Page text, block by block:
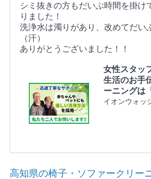
シミ抜きの方もだいぶ時間を掛け
りました！
洗浄水は濁りがあり、改めてだい
（汗）
ありがとうございました！！
女性スタッ
生活のお手
ーニングは
イオンウォッ
高知県の椅子・ソファークリー